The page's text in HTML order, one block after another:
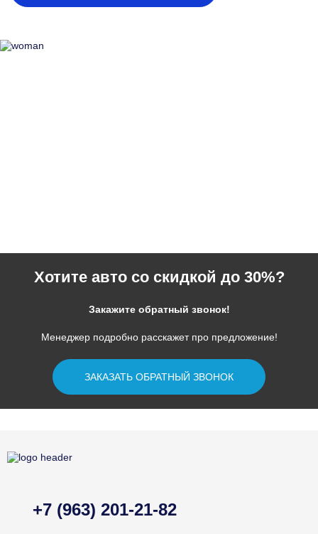
Хотите авто со скидкой до 30%?
Закажите обратный звонок!
Менеджер подробно расскажет про предложение!
ЗАКАЗАТЬ ОБРАТНЫЙ ЗВОНОК
+7 (963) 201-21-82